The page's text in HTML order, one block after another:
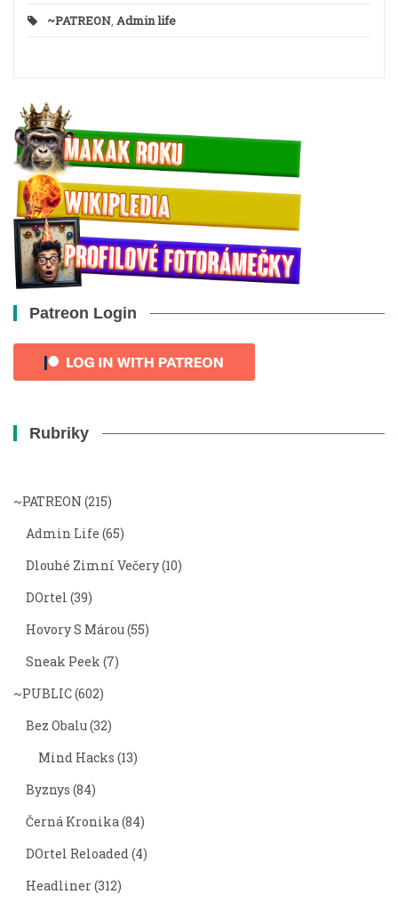
~PATREON, Admin life
Patreon Login
Rubriky
~PATREON (215)
Admin Life (65)
Dlouhé Zimní Večery(10)
DOrtel (39)
Hovory S Márou(55)
Sneak Peek (7)
~PUBLIC(602)
Bez Obalu(32)
Mind Hacks (13)
Byznys (84)
Černá Kronika (84)
DOrtel Reloaded (4)
Headliner(312)